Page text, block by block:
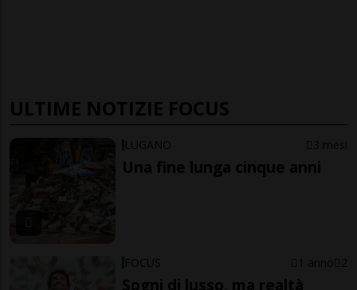
ULTIME NOTIZIE FOCUS
LUGANO 3 mesi
Una fine lunga cinque anni
FOCUS 1 anno 2
Sogni di lusso, ma realtà